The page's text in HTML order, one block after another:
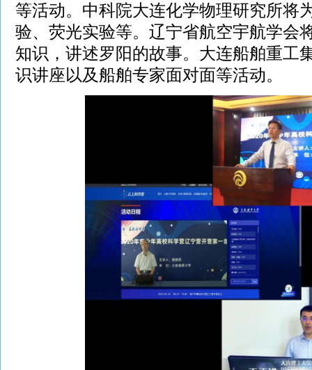
等活动。中科院大连化学物理研究所将
验、荧光实验等。辽宁省航空宇航学会
知识，讲述罗阳的故事。大连船舶重工
识讲座以及船舶专家面对面等活动。